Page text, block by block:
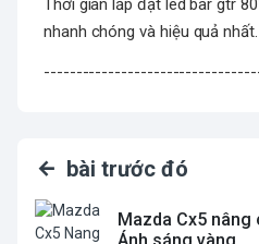
Thời gian lắp đặt led bar gtr
nhanh chóng và hiệu quả nhất.
bài trước đó
Mazda Cx5 nâng